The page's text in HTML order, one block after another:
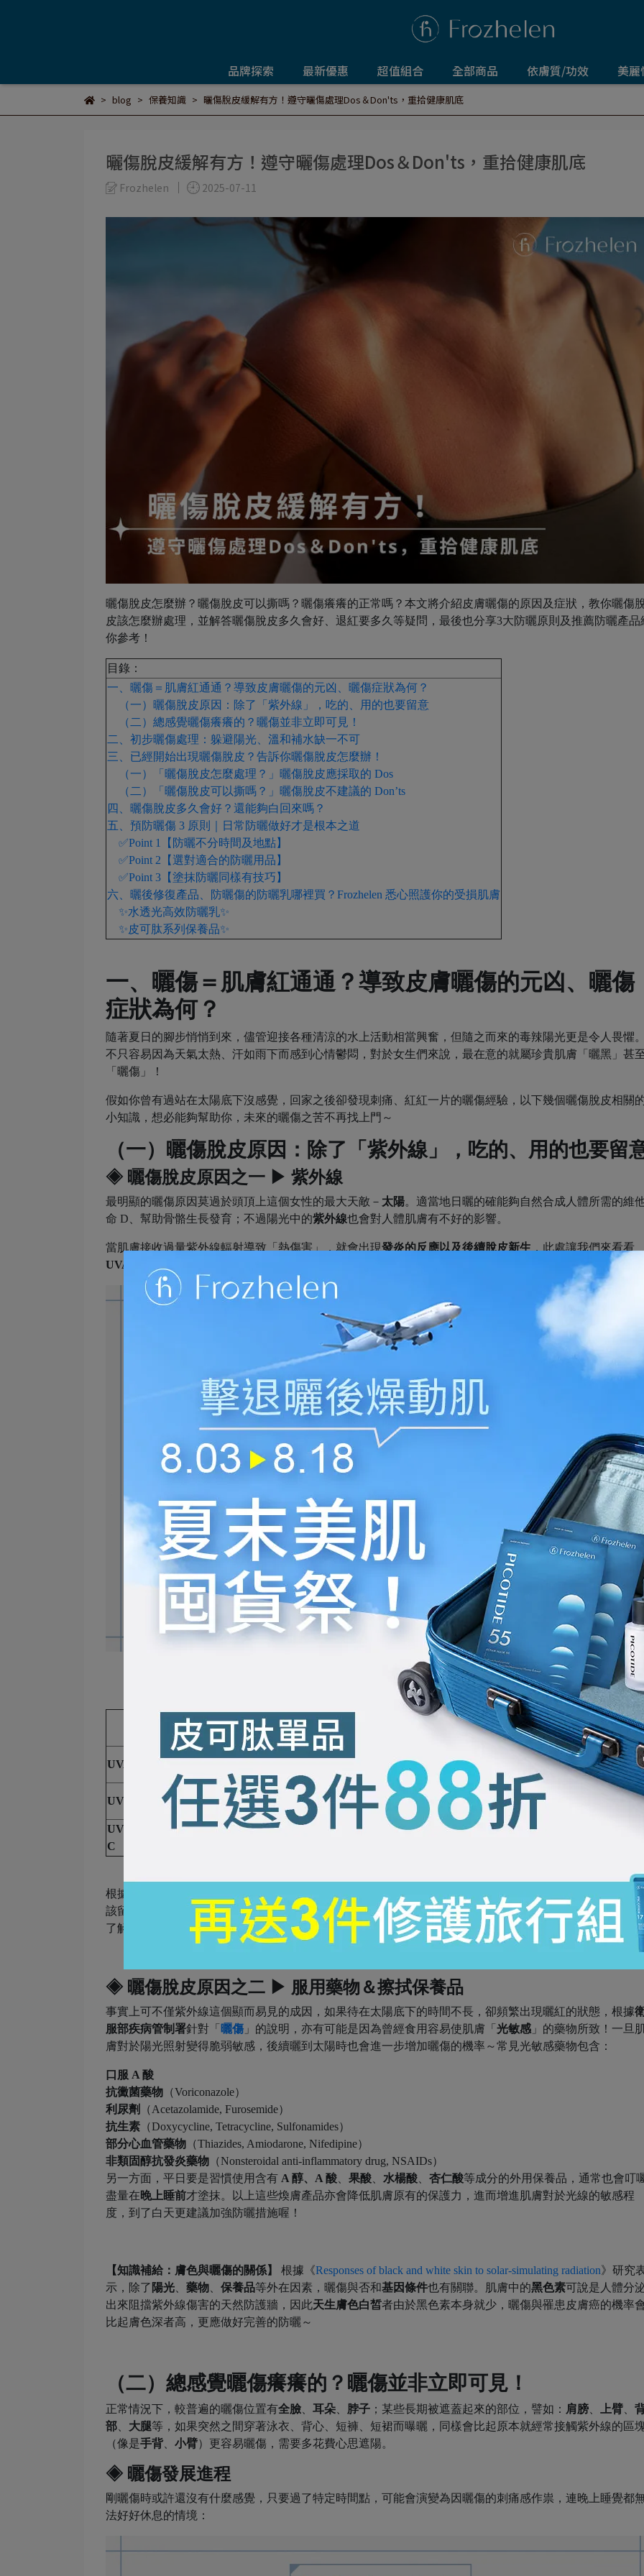
品牌探索 最新優惠 超值組合 全部商品 依膚質/功效 美
blog 保養知識 曬傷脫皮緩解有方！遵守曬傷處理Dos＆Don'ts，重拾健康肌底
曬傷脫皮緩解有方！遵守曬傷處理Dos＆Don'ts，重拾健康肌底
Frozhelen 2025-07-11
曬傷脫皮怎麼辦？曬傷脫皮可以撕嗎？曬傷癢癢的正常嗎？本文將介紹皮膚曬傷的原因及症狀，教你曬傷
皮該怎麼辦處理，並解答曬傷脫皮多久會好、退紅要多久等疑問，最後也分享3大防曬原則及推薦防曬產品
你參考！
目錄：
一、曬傷＝肌膚紅通通？導致皮膚曬傷的元凶、曬傷症狀為何？
（一）曬傷脫皮原因：除了「紫外線」，吃的、用的也要留意
（二）總感覺曬傷癢癢的？曬傷並非立即可見！
二、初步曬傷處理：躲避陽光、溫和補水缺一不可
三、已經開始出現曬傷脫皮？告訴你曬傷脫皮怎麼辦！
（一）「曬傷脫皮怎麼處理？」曬傷脫皮應採取的 Dos
（二）「曬傷脫皮可以撕嗎？」曬傷脫皮不建議的 Don’ts
四、曬傷脫皮多久會好？還能夠白回來嗎？
五、預防曬傷 3 原則｜日常防曬做好才是根本之道
✅Point 1【防曬不分時間及地點】
✅Point 2【選對適合的防曬用品】
✅Point 3【塗抹防曬同樣有技巧】
六、曬後修復產品、防曬傷的防曬乳哪裡買？Frozhelen 悉心照護你的受損肌膚
✨水透光高效防曬乳✨
✨皮可肽系列保養品✨
一、 曬傷＝肌膚紅通通？導致皮膚曬傷的元凶、
曬傷
症狀為何？
隨著夏日的腳步悄悄到來，儘管迎接各種清涼的水上活動相當興奮，但隨之而來的毒辣陽光更是令人畏懼
不只容易因為天氣太熱、汗如雨下而感到心情鬱悶，對於女生們來說，最在意的就屬珍貴肌膚「曬黑」甚
「曬傷」！
假如你曾有過站在太陽底下沒感覺，回家之後卻發現刺痛、紅紅一片的曬傷經驗，以下幾個曬傷脫皮相關
小知識，想必能夠幫助你，未來的曬傷之苦不再找上門～
（一） 曬傷脫皮原因 ：除了「紫外線」，吃的、用的也要留
◈ 曬傷脫皮原因之一 ▶ 紫外線
最明顯的曬傷原因莫過於頭頂上這個女性的最大天敵－ 太陽。適當地日曬的確能夠自然合成人體所需的維
命 D、幫助骨骼生長發育；不過陽光中的紫外線也會對人體肌膚有不好的影響。
當肌膚接收過量紫外線輻射導致「熱傷害」，就會出現發炎的反應以及後續脫皮新生 ，此處讓我們來看看
UVA
穿透力
能
量
UVA
最長，320－400
最強，深入真皮
層
最
弱
曬黑、老化
UVB
次之，280－320
次之，抵達表皮
層
次
曬傷、曬紅、致癌
UV
C
最短，100－280
最弱，日常較少
最
由於穿透力最弱，已被臭氧層阻絕，對人體的影響相對較
根據上方內容，我們能夠統整出紫外線 波長越長 能量越弱 穿透力越強
，其中關於曬傷，甚至引發皮膚
該留意的關鍵元素為「UVB」，市面上的防曬用品則大多數是在同時抵禦UVA與UVB的傷害。若想進一
了解
該怎麼挑選防曬用品，千萬別錯過接下來的內容囉！
◈ 曬傷脫皮原因之二 ▶ 服用藥物＆擦拭保養品
事實上可不僅紫外線這個顯而易見的成因，如果待在太陽底下的時間不長，卻頻繁出現曬紅的狀態，根據
服部疾病管制署針對「 曬傷 」的說明，亦有可能是因為曾經食用容易使肌膚「 光敏感 」的藥物所致！一旦
膚對於陽光照射變得脆弱敏感，後續曬到太陽時也會進一步增加曬傷的機率～常見光敏感藥物包含：
口服 A 酸
抗黴菌藥物 （Voriconazole）
利尿劑
（Acetazolamide, Furosemide）
抗生素 （Doxycycline, Tetracycline, Sulfonamides）
部分心血管藥物 （Thiazides, Amiodarone, Nifedipine）
非類固醇抗發炎藥物 （Nonsteroidal anti-inflammatory drug, NSAIDs）
另一方面，平日要是習慣使用含有 A 醇、A 酸 果酸 水楊酸 杏仁酸等成分的外用保養品，通常也會叮
盡量在晚上睡前才塗抹。以上這些煥膚產品亦會降低肌膚原有的保護力，進而增進肌膚對於光線的敏感程
度，到了白天更建議加強防曬措施喔！
【知識補給：膚色與曬傷的關係】 根據《Responses of black and white skin to solar-simulating radiation》研究
示，除了 陽光 藥物 保養品等外在因素，曬傷與否和基因條件也有關聯。肌膚中的黑色素可說是人體分
出來阻擋紫外線傷害的天然防護牆，因此天生膚色白皙者由於黑色素本身就少，曬傷與罹患皮膚癌的機率
比起膚色深者高，更應做好完善的防曬～
（二）總感覺曬傷癢癢的？曬傷並非立即可見！
正常情況下，較普遍的曬傷位置有全臉 耳朵 脖子 ；某些長期被遮蓋起來的部位，譬如： 肩膀 上臂
部
大腿等，如果突然之間穿著泳衣、背心、短褲、短裙而曝曬，同樣會比起原本就經常接觸紫外線的區
（像是手背 小臂）更容易曬傷，需要多花費心思遮陽。
◈ 曬傷發展進程
剛曬傷時或許還沒有什麼感覺，只要過了特定時間點，可能會演變為因 曬傷的刺痛感作祟，連晚上睡覺都
法好好休息的情境：